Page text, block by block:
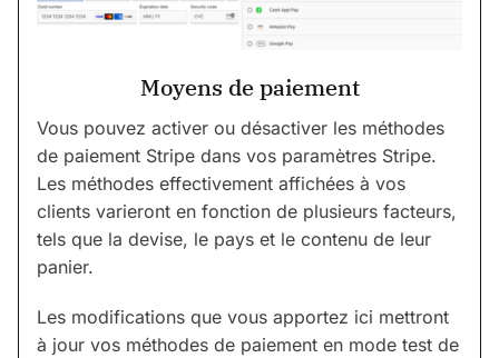
Moyens de paiement
Vous pouvez activer ou désactiver les méthodes
de paiement Stripe dans vos paramètres Stripe.
Les méthodes effectivement affichées à vos
clients varieront en fonction de plusieurs facteurs,
tels que la devise, le pays et le contenu de leur
panier.
Les modifications que vous apportez ici mettront
à jour vos méthodes de paiement en mode test de